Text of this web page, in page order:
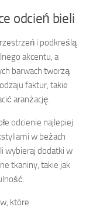
odcień bieli
i podkreślą
akcentu, a
barwach tworzą
faktur, takie
aranżację.
odcienie najlepiej
w beżach
wybieraj dodatki w
tkaniny, takie jak
które